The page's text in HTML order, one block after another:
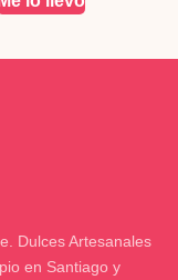
Dulces Artesanales
en Santiago y